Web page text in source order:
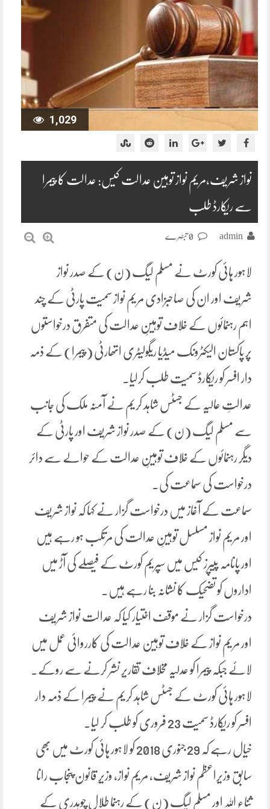
1,029
نواز شریف،مریم نواز توہین عدالت کیس: عدالت کا پیمرا
سے ریکارڈ طلب
admin
لاہور ہائی کورٹ نے مسلم لیگ (ن) کے صدر نواز
شریف اور ان کی صاحبزادی مریم نواز سمیت پارٹی کے چند
اہم رہنمائوں کے خلاف توہینِ عدالت کی متفرق درخواستوں
پر پاکستان الیکٹرونک میڈیا ریگولیٹری اتھارٹی (پیمرا) کے ذمہ
دار افسر کو ریکارڈ سمیت طلب کرلیا۔
عدالتِ عالیہ کے جسٹس شاہد کریم نے آمنہ ملک کی جانب
سے مسلم لیگ (ن) کے صدر نواز شریف اور پارٹی کے
دیگر رہنمائوں کے خلاف توہینِ عدالت کے حوالے سے دائر
درخواست کی سماعت کی۔
سماعت کے آغاز میں درخواست گزار نے کہا کہ نواز شریف
اور مریم نواز مسلسل توہینِ عدالت کی مرتکب ہو رہے ہیں
اور پانامہ پیپرز کیس میں سپریم کورٹ کے فیصلے کی آڑ میں
اداروں کو تضحیک کا نشانہ بنا رہے ہیں۔
درخواست گزار نے موقف اختیار کیا کہ عدالت نواز شریف
اور مریم نواز کے خلاف توہین عدالت کی کارروائی عمل میں
لائے جبکہ پیمرا کو عدلیہ مخلاف تقاریر نشر کرنے سے روکے۔
لاہور ہائی کورٹ کے جسٹس شاہد کریم نے پیمرا کے ذمہ دار
افسر کو ریکارڈ سمیت 23 فروری کو طلب کر لیا۔
خیال رہے کہ 29 جنوری 2018 کو لاہور ہائی کورٹ میں بھی
سابق وزیراعظم نواز شریف، مریم نواز، وزیرِ قانون پنجاب رانا
ثناء اللہ اور مسلم لیگ (ن) کے رہنما طلال چوہدری کے